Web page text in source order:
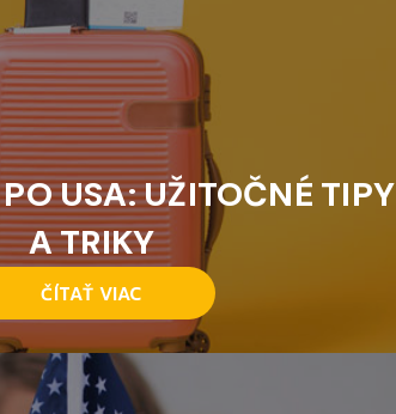
USA: UŽITOČNÉ TIPY
A TRIKY
ČÍTAŤ VIAC